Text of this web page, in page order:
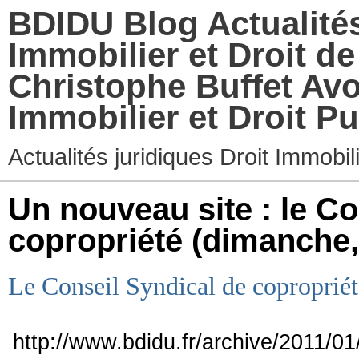
BDIDU Blog
Immobilier et Droit
Christophe Buffet
Immobilier et Droit
Actualités juridiques Droit
Un nouveau site : le
copropriété
Le Conseil Syndical de
http://www.bdidu.fr/archive/2011/